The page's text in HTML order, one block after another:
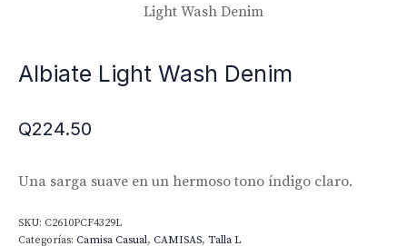
Light Wash Denim
Albiate Light Wash Denim
Q224.50
Una sarga suave en un hermoso tono índigo claro.
SKU: C2610PCF4329L
Categorías: Camisa Casual, CAMISAS, Talla L